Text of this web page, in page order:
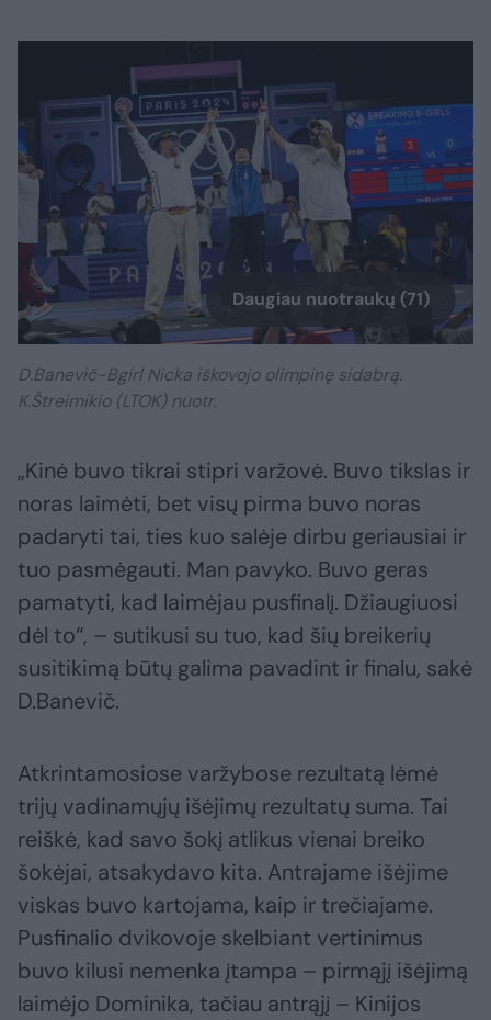
Daugiau nuotraukų (71)
D.Banevič-Bgirl Nicka iškovojo olimpinę sidabrą.
K.Štreimikio (LTOK) nuotr.
„Kinė buvo tikrai stipri varžovė. Buvo tikslas ir
noras laimėti, bet visų pirma buvo noras
padaryti tai, ties kuo salėje dirbu geriausiai ir
tuo pasmėgauti. Man pavyko. Buvo geras
pamatyti, kad laimėjau pusfinalį. Džiaugiuosi
dėl to“, – sutikusi su tuo, kad šių breikerių
susitikimą būtų galima pavadint ir finalu, sakė
D.Banevič.
Atkrintamosiose varžybose rezultatą lėmė
trijų vadinamųjų išėjimų rezultatų suma. Tai
reiškė, kad savo šokį atlikus vienai breiko
šokėjai, atsakydavo kita. Antrajame išėjime
viskas buvo kartojama, kaip ir trečiajame.
Pusfinalio dvikovoje skelbiant vertinimus
buvo kilusi nemenka įtampa – pirmąjį išėjimą
laimėjo Dominika, tačiau antrąjį – Kinijos